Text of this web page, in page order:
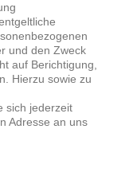
und den Zweck
auf Berichtigung,
Hierzu sowie zu
sich jederzeit
Adresse an uns